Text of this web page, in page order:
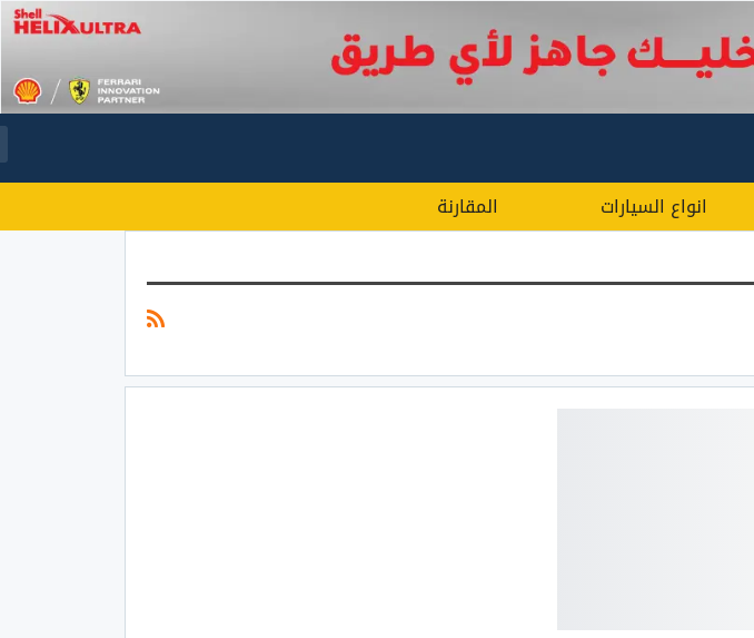
انواع السيارات المقارنة